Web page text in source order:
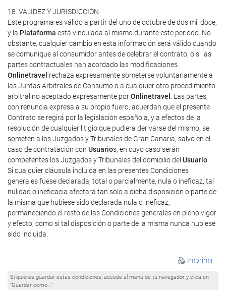
18. VALIDEZ Y JURISDICCIÓN
Este programa es válido a partir del uno de octubre de dos mil doce,
y la Plataforma está vinculada al mismo durante este periodo. No
obstante, cualquier cambio en esta información será válido cuando
se comunique al consumidor antes de celebrar el contrato, o si las
partes contractuales han acordado las modificaciones.
Onlinetravel rechaza expresamente someterse voluntariamente a
las Juntas Arbitrales de Consumo o a cualquier otro procedimiento
arbitral no aceptado expresamente porOnlinetravel
. Las partes,
con renuncia expresa a su propio fuero, acuerdan que el presente
Contrato se regirá por la legislación española, y a efectos de la
resolución de cualquier litigio que pudiera derivarse del mismo, se
someten a los Juzgados y Tribunales de Gran Canaria, salvo en el
caso de contratación con Usuarios, en cuyo caso serán
competentes los Juzgados y Tribunales del domicilio del Usuario
Si cualquier cláusula incluida en las presentes Condiciones
generales fuese declarada, total o parcialmente, nula o ineficaz, tal
nulidad o ineficacia afectará tan solo a dicha disposición o parte de
la misma que hubiese sido declarada nula o ineficaz,
permaneciendo el resto de las Condiciones generales en pleno vigor
y efecto, como si tal disposición o parte de la misma nunca hubiese
sido incluida.
Imprimir
Si quieres guardar estas condiciones, accede al menú de tu navegador y clica en
"Guardar como..."